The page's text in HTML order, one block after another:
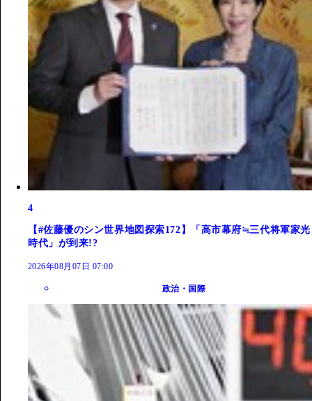
4
【#佐藤優のシン世界地図探索172】「高市幕府≒三代将軍家光
時代」が到来!?
2026年08月07日 07:00
政治・国際